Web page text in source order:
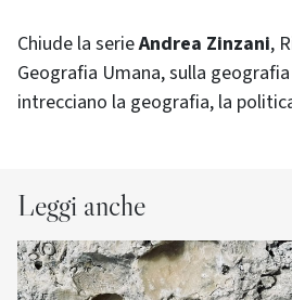
Chiude la serieAndrea Zinzani,
Geografia Umana, sulla
intrecciano la geografia, la
Leggi anche